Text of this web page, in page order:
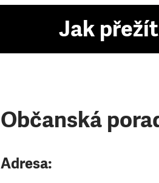
Jak
Občanská
Adresa: